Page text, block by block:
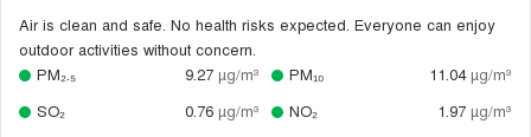
Air is clean and safe. No health risks expected. Everyone can enjoy
outdoor activities without concern.
PM₂.₅
9.27 µg/m³ PM₁₀ 11.04 µg/m³
SO₂
0.76 µg/m³ NO₂ 1.97 µg/m³